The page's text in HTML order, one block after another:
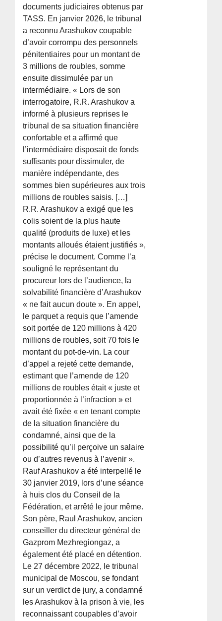
documents judiciaires obtenus par
TASS. En janvier 2026, le tribunal
a reconnu Arashukov coupable
d’avoir corrompu des personnels
pénitentiaires pour un montant de
3 millions de roubles, somme
ensuite dissimulée par un
intermédiaire. « Lors de son
interrogatoire, R.R. Arashukov a
informé à plusieurs reprises le
tribunal de sa situation financière
confortable et a affirmé que
l’intermédiaire disposait de fonds
suffisants pour dissimuler, de
manière indépendante, des
sommes bien supérieures aux trois
millions de roubles saisis. […]
R.R. Arashukov a exigé que les
colis soient de la plus haute
qualité (produits de luxe) et les
montants alloués étaient justifiés »,
précise le document. Comme l’a
souligné le représentant du
procureur lors de l’audience, la
solvabilité financière d’Arashukov
« ne fait aucun doute ». En appel,
le parquet a requis que l’amende
soit portée de 120 millions à 420
millions de roubles, soit 70 fois le
montant du pot-de-vin. La cour
d’appel a rejeté cette demande,
estimant que l’amende de 120
millions de roubles était « juste et
proportionnée à l’infraction » et
avait été fixée « en tenant compte
de la situation financière du
condamné, ainsi que de la
possibilité qu’il perçoive un salaire
ou d’autres revenus à l’avenir ».
Rauf Arashukov a été interpellé le
30 janvier 2019, lors d’une séance
à huis clos du Conseil de la
Fédération, et arrêté le jour même.
Son père, Raul Arashukov, ancien
conseiller du directeur général de
Gazprom Mezhregiongaz, a
également été placé en détention.
Le 27 décembre 2022, le tribunal
municipal de Moscou, se fondant
sur un verdict de jury, a condamné
les Arashukov à la prison à vie, les
reconnaissant coupables d’avoir